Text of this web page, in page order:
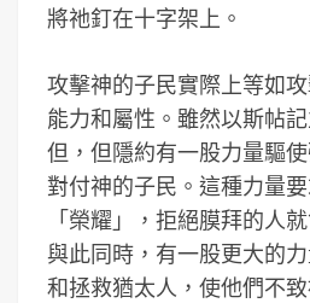
將祂釘在十字架上。
攻擊神的子民實際上等如
能力和屬性。雖然以斯帖
但，但隱約有一股力量驅
對付神的子民。這種力量
「榮耀」，拒絕膜拜的人
與此同時，有一股更大的
和拯救猶太人，使他們不致